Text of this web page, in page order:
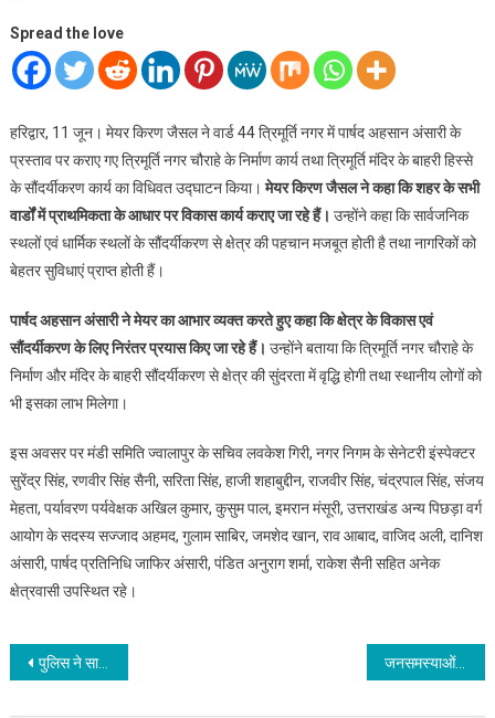
Spread the love
हरिद्वार, 11 जून। मेयर किरण जैसल ने वार्ड 44 त्रिमूर्ति नगर में पार्षद अहसान अंसारी के
प्रस्ताव पर कराए गए त्रिमूर्ति नगर चौराहे के निर्माण कार्य तथा त्रिमूर्ति मंदिर के बाहरी हिस्से
के सौंदर्यीकरण कार्य का विधिवत उद्घाटन किया।मेयर किरण जैसल ने कहा कि शहर के सभी
वार्डों में प्राथमिकता के आधार पर विकास कार्य कराए जा रहे हैं। उन्होंने कहा कि सार्वजनिक
स्थलों एवं धार्मिक स्थलों के सौंदर्यीकरण से क्षेत्र की पहचान मजबूत होती है तथा नागरिकों को
बेहतर सुविधाएं प्राप्त होती हैं।
पार्षद अहसान अंसारी ने मेयर का आभार व्यक्त करते हुए कहा कि क्षेत्र के विकास एवं
सौंदर्यीकरण के लिए निरंतर प्रयास किए जा रहे हैं। उन्होंने बताया कि त्रिमूर्ति नगर चौराहे के
निर्माण और मंदिर के बाहरी सौंदर्यीकरण से क्षेत्र की सुंदरता में वृद्धि होगी तथा स्थानीय लोगों को
भी इसका लाभ मिलेगा।
इस अवसर पर मंडी समिति ज्वालापुर के सचिव लवकेश गिरी, नगर निगम के सेनेटरी इंस्पेक्टर
सुरेंद्र सिंह, रणवीर सिंह सैनी, सरिता सिंह, हाजी शहाबुद्दीन, राजवीर सिंह, चंद्रपाल सिंह, संजय
मेहता, पर्यावरण पर्यवेक्षक अखिल कुमार, कुसुम पाल, इमरान मंसूरी, उत्तराखंड अन्य पिछड़ा वर्ग
आयोग के सदस्य सज्जाद अहमद, गुलाम साबिर, जमशेद खान, राव आबाद, वाजिद अली, दानिश
अंसारी, पार्षद प्रतिनिधि जाफिर अंसारी, पंडित अनुराग शर्मा, राकेश सैनी सहित अनेक
क्षेत्रवासी उपस्थित रहे।
Post navigation
पुलिस ने साइबर ठगी की रकम ठिकाने लगाने वाले गिरोह का किया पर्दाफाश, दो आरोपी गिरफ्तार, 1.48 लाख नकद बरामद जनसमस्याओं को लेकर कांग्रेस कार्यकर्ताओ ने किया विरोध प्रदर्शन